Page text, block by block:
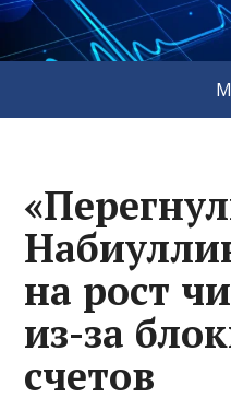
на рост
из-за
счетов